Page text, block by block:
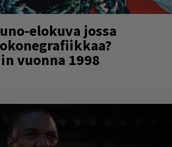
elokuva jossa
vuonna 1998